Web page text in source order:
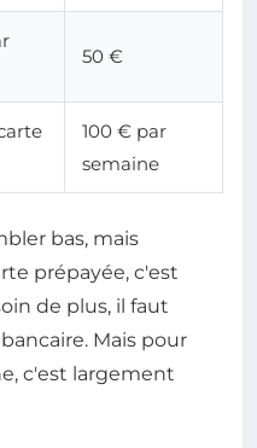
50 €
100 € par
semaine
bas, mais
prépayée, c'est
de plus, il faut
Mais pour
c'est largement